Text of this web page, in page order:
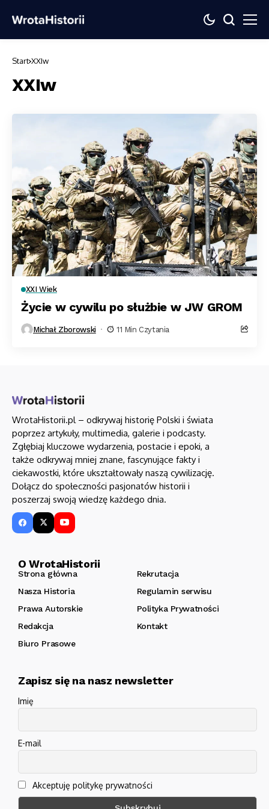
Start XXIw
XXIw
XXI Wiek
Życie w cywilu po służbie w JW GROM
Michał Zborowski 11 Min Czytania
WrotaHistorii.pl – odkrywaj historię Polski i świata
poprzez artykuły, multimedia, galerie i podcasty.
Zgłębiaj kluczowe wydarzenia, postacie i epoki, a
także odkrywaj mniej znane, fascynujące fakty i
ciekawostki, które ukształtowały naszą cywilizację.
Dołącz do społeczności pasjonatów historii i
poszerzaj swoją wiedzę każdego dnia.
O WrotaHistorii
Strona główna
Rekrutacja
Nasza Historia
Regulamin serwisu
Prawa Autorskie
Polityka Prywatności
Redakcja
Kontakt
Biuro Prasowe
Zapisz się na nasz newsletter
Imię
E-mail
Akceptuję politykę prywatności